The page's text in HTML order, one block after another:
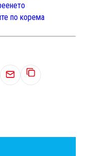
по корема